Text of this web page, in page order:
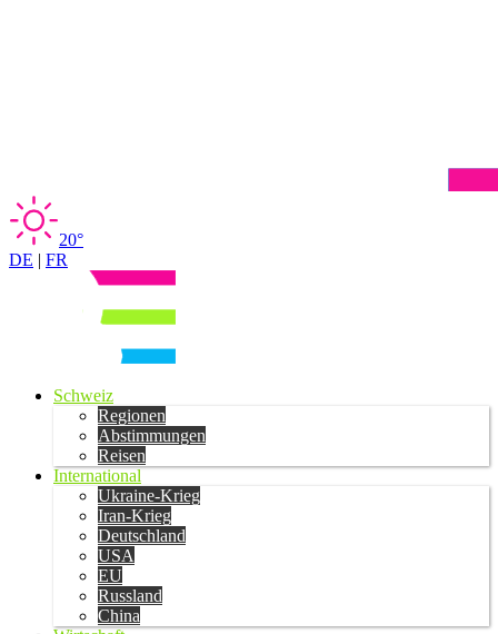
20°
DE | FR
Schweiz
Regionen
Abstimmungen
Reisen
International
Ukraine-Krieg
Iran-Krieg
Deutschland
USA
EU
Russland
China